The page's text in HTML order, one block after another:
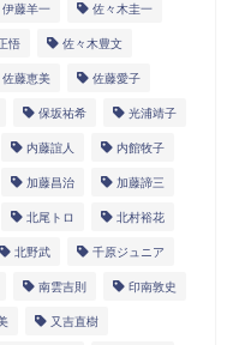
伊藤羊一 佐々木圭一
悟 佐々木豊文
佐藤恵美 佐藤愛子
保坂祐希 光浦靖子
内藤誼人 内館牧子
加藤昌治 加藤諦三
北尾トロ 北村裕花
北野武 千原ジュニア
南雲吉則 印南敦史
又吉直樹